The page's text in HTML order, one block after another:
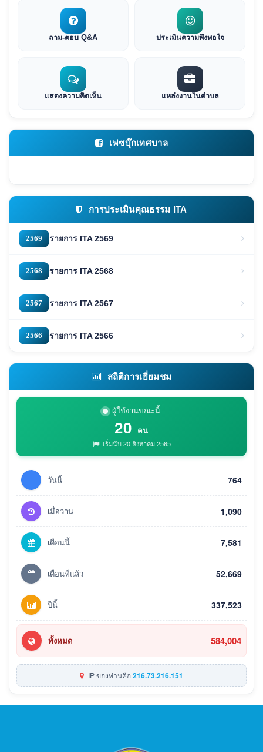
ถาม-ตอบ Q&A ประเมินความพึงพอใจ
แสดงความคิดเห็น แหล่งงานในตำบล
เฟซบุ๊กเทศบาล
การประเมินคุณธรรม ITA
2569 รายการ ITA 2569
2568 รายการ ITA 2568
2567 รายการ ITA 2567
2566 รายการ ITA 2566
สถิติการเยี่ยมชม
ผู้ใช้งานขณะนี้
20 คน
เริ่มนับ 20 สิงหาคม 2565
วันนี้ 764
เมื่อวาน 1,090
เดือนนี้ 7,581
เดือนที่แล้ว 52,669
ปีนี้ 337,523
ทั้งหมด 584,004
IP ของท่านคือ216.73.216.151